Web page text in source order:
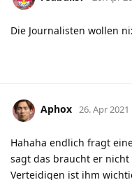
Die Journalisten wollen
Aphox 26. Apr 2021
Hahaha endlich fragt
sagt das braucht er
Verteidigen ist ihm